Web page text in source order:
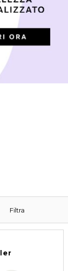
Filtra